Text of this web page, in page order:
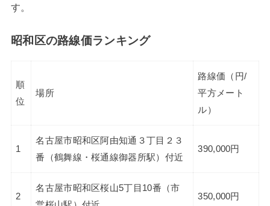
す。
昭和区の路線価ランキング
順
位
場所
路線価（円/
平方メート
ル）
1
名古屋市昭和区阿由知通３丁目２３
番（鶴舞線・桜通線御器所駅）付近
390,000円
2
名古屋市昭和区桜山5丁目10番（市
350,000円